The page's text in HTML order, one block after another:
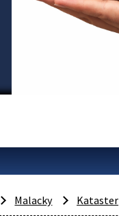
Malacky Kataster